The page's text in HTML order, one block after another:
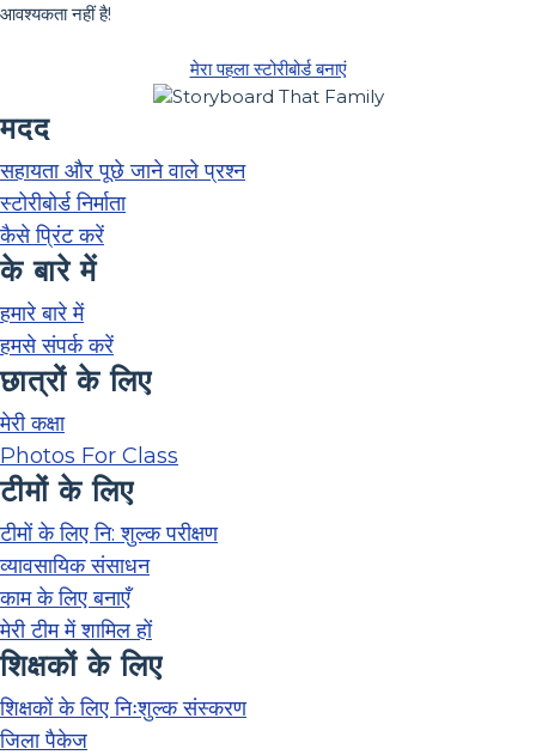
आवश्यकता नहीं है!
मेरा पहला स्टोरीबोर्ड बनाएं
मदद
सहायता और पूछे जाने वाले प्रश्न
स्टोरीबोर्ड निर्माता
कैसे प्रिंट करें
के बारे में
हमारे बारे में
हमसे संपर्क करें
छात्रों के लिए
मेरी कक्षा
Photos For Class
टीमों के लिए
टीमों के लिए नि: शुल्क परीक्षण
व्यावसायिक संसाधन
काम के लिए बनाएँ
मेरी टीम में शामिल हों
शिक्षकों के लिए
शिक्षकों के लिए निःशुल्क संस्करण
जिला पैकेज